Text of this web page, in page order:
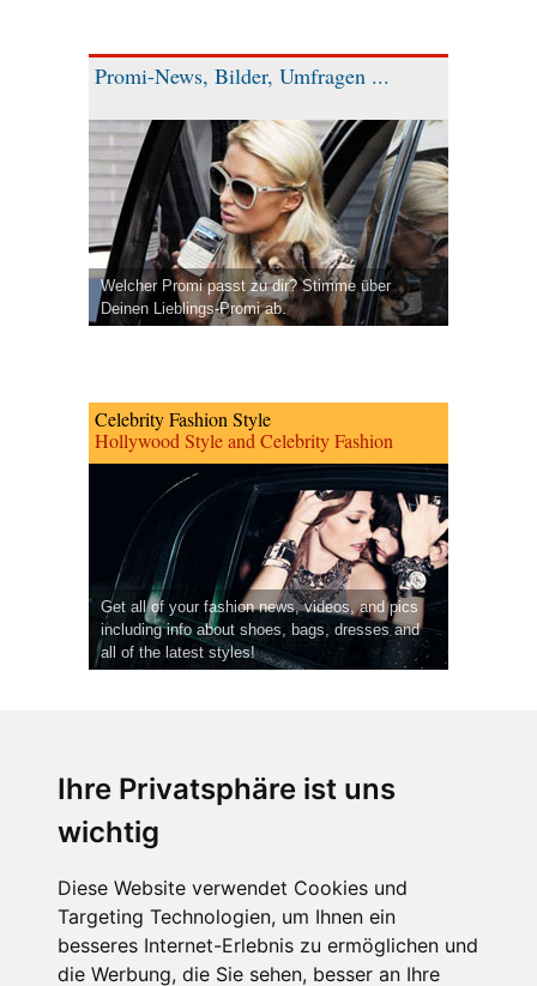
Ihre Privatsphäre ist uns
wichtig
Diese Website verwendet Cookies und
Targeting Technologien, um Ihnen ein
besseres Internet-Erlebnis zu ermöglichen und
die Werbung, die Sie sehen, besser an Ihre
Promi-News, Bilder, Umfragen ...
Welcher Promi passt zu dir? Stimme über
Deinen Lieblings-Promi ab.
Celebrity Fashion Style
Hollywood Style and Celebrity Fashion
Get all of your fashion news, videos, and pics
including info about shoes, bags, dresses and
all of the latest styles!
CPost.org © 2013-2023 The Celebrity Post.
Terms of Use | Privacy|Cookies Policy( Einstellungen ändern )
About Us